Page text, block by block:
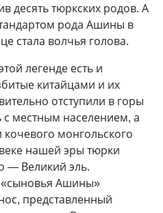
десять тюркских родов. А
рода Ашины в
стала волчья голова.
легенде есть и
китайцами и их
отступили в горы
с местным населением, а
монгольского
нашей эры тюрки
— Великий эль.
«сыновья Ашины»
представленный